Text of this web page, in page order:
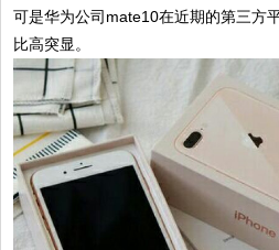
可是华为公司mate10在近期的第三方
比高突显。